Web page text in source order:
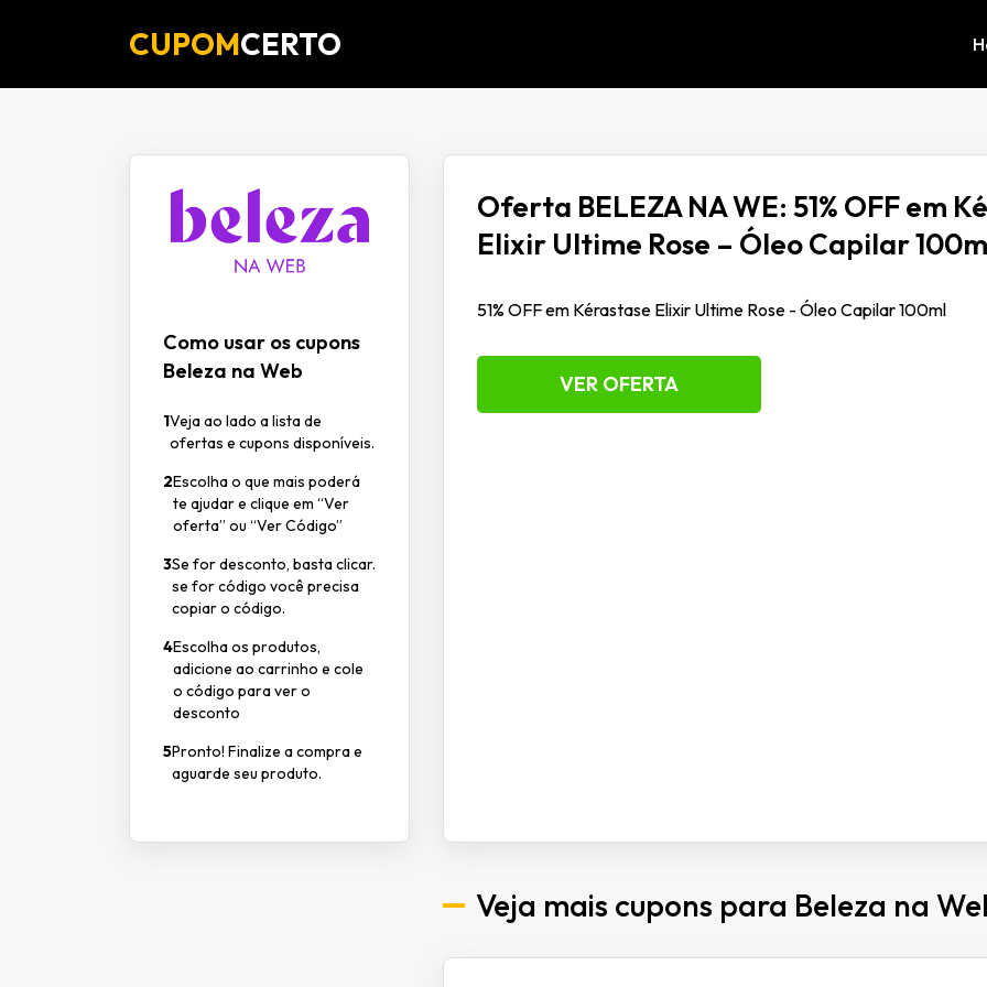
CUPOMCERTO
Como usar os cupons
Beleza na Web
1Veja ao lado a lista de
ofertas e cupons disponíveis.
2Escolha o que mais poderá
te ajudar e clique em “Ver
oferta” ou “Ver Código”
3Se for desconto, basta clicar.
se for código você precisa
copiar o código.
4Escolha os produtos,
adicione ao carrinho e cole
o código para ver o
desconto
5Pronto! Finalize a compra e
aguarde seu produto.
Oferta BELEZA NA WE: 51% OFF em
Elixir Ultime Rose – Óleo Capilar
51% OFF em Kérastase Elixir Ultime Rose - Óleo Capilar 100ml
VER OFERTA
Veja mais cupons para Beleza na